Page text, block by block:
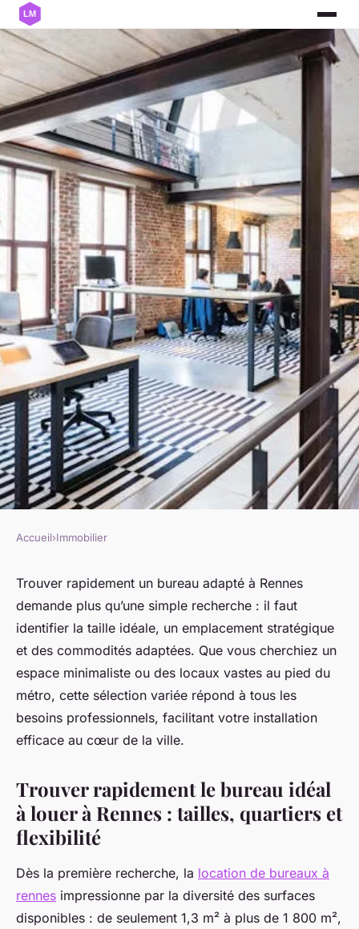
Location bureaux rennes :
trouvez votre espace idéal
rapidement
admin•13 juin 2025•4 min de lecture
Accueil›Immobilier
Trouver rapidement un bureau adapté à Rennes
demande plus qu’une simple recherche : il faut
identifier la taille idéale, un emplacement stratégique
et des commodités adaptées. Que vous cherchiez un
espace minimaliste ou des locaux vastes au pied du
métro, cette sélection variée répond à tous les
besoins professionnels, facilitant votre installation
efficace au cœur de la ville.
Trouver rapidement le bureau idéal
à louer à Rennes : tailles, quartiers et
flexibilité
Dès la première recherche, la location de bureaux à
rennes impressionne par la diversité des surfaces
disponibles : de seulement 1,3 m² à plus de 1 800 m²,